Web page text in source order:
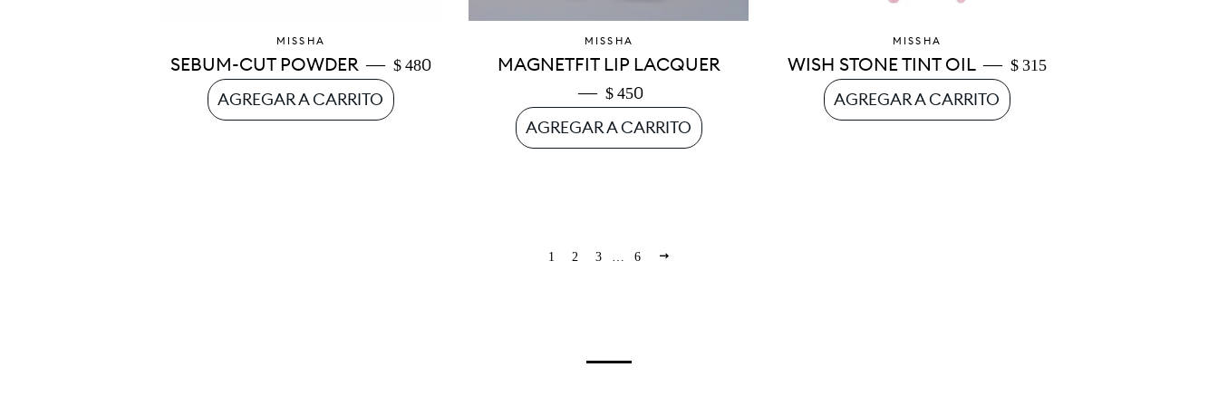
MISSHA
SEBUM-CUT POWDER — PRECIO HABITUAL
$ 480
MISSHA
MAGNETFIT LIP LACQUER
— PRECIO DE OFERTA
$ 450
MISSHA
WISH STONE TINT OIL — PRECIO DE OFERTA
$ 315
1 2 3 … 6